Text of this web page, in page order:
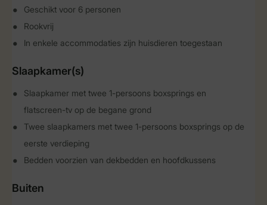
Geschikt voor 6 personen
Rookvrij
In enkele accommodaties zijn huisdieren toegestaan
Slaapkamer(s)
Slaapkamer met twee 1-persoons boxsprings en
flatscreen-tv op de begane grond
Twee slaapkamers met twee 1-persoons boxsprings op de
eerste verdieping
Bedden voorzien van dekbedden en hoofdkussens
Buiten